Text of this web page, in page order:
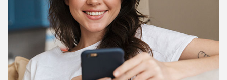
غسيل سيارة
كلب يمشي